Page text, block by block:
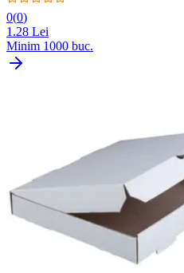
0(0)
1.28 Lei
Minim 1000 buc.